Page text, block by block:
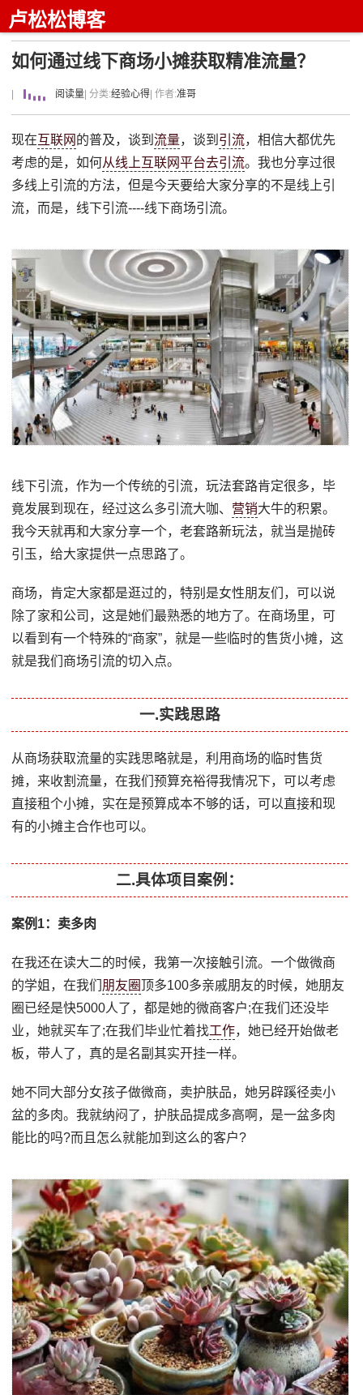
卢松松博客
如何通过线下商场小摊获取精准流量？
阅读量 | 分类:经验心得 | 作者:准哥
现在互联网 的普及，谈到流量，谈到 引流，相信大都优先
考虑的是，如何从线上互联网平台去引流。我也分享过很
多线上引流的方法，但是今天要给大家分享的不是线上引
流，而是，线下引流----线下商场引流。
线下引流，作为一个传统的引流，玩法套路肯定很多，毕
竟发展到现在，经过这么多引流大咖、 营销大牛的积累。
我今天就再和大家分享一个，老套路新玩法，就当是抛砖
引玉，给大家提供一点思路了。
商场，肯定大家都是逛过的，特别是女性朋友们，可以说
除了家和公司，这是她们最熟悉的地方了。在商场里，可
以看到有一个特殊的“商家”，就是一些临时的售货小摊，这
就是我们商场引流的切入点。
一.实践思路
从商场获取流量的实践思略就是，利用商场的临时售货
摊，来收割流量，在我们预算充裕得我情况下，可以考虑
直接租个小摊，实在是预算成本不够的话，可以直接和现
有的小摊主合作也可以。
二.具体项目案例：
案例1：卖多肉
在我还在读大二的时候，我第一次接触引流。一个做微商
的学姐，在我们 朋友圈 顶多100多亲戚朋友的时候，她朋友
圈已经是快5000人了，都是她的微商客户;在我们还没毕
业，她就买车了;在我们毕业忙着找工作，她已经开始做老
板，带人了，真的是名副其实开挂一样。
她不同大部分女孩子做微商，卖护肤品，她另辟蹊径卖小
盆的多肉。我就纳闷了，护肤品提成多高啊，是一盆多肉
能比的吗?而且怎么就能加到这么的客户?